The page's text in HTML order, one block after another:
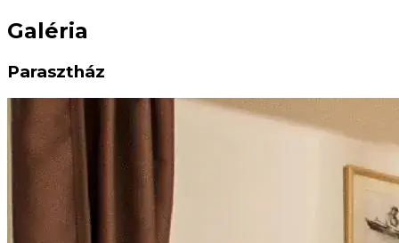
Galéria
Parasztház